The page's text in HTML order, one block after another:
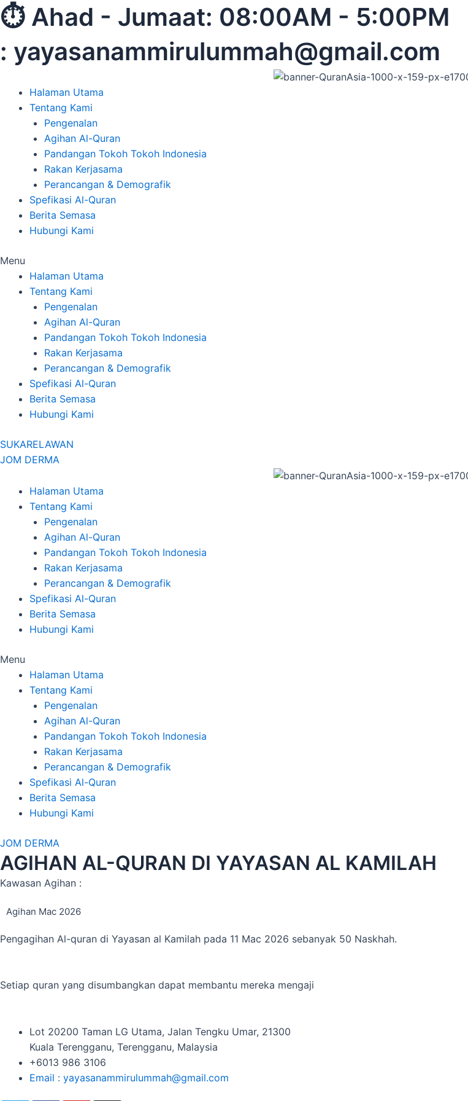
Skip
to
⏱︎ Ahad - Jumaat: 08:00AM -
: yayasanammirulummah@gmail.com
Halaman Utama
Tentang Kami
Pengenalan
Agihan Al-Quran
Pandangan Tokoh Tokoh Indonesia
Rakan Kerjasama
Perancangan & Demografik
Spefikasi Al-Quran
Berita Semasa
Hubungi Kami
Menu
Halaman Utama
Tentang Kami
Pengenalan
Agihan Al-Quran
Pandangan Tokoh Tokoh Indonesia
Rakan Kerjasama
Perancangan & Demografik
Spefikasi Al-Quran
Berita Semasa
Hubungi Kami
SUKARELAWAN
JOM DERMA
Halaman Utama
Tentang Kami
Pengenalan
Agihan Al-Quran
Pandangan Tokoh Tokoh Indonesia
Rakan Kerjasama
Perancangan & Demografik
Spefikasi Al-Quran
Berita Semasa
Hubungi Kami
Menu
Halaman Utama
Tentang Kami
Pengenalan
Agihan Al-Quran
Pandangan Tokoh Tokoh Indonesia
Rakan Kerjasama
Perancangan & Demografik
Spefikasi Al-Quran
Berita Semasa
Hubungi Kami
JOM DERMA
AGIHAN AL-QURAN DI YAYASAN AL KAMILAH
Kawasan Agihan :
Agihan Mac 2026
Pengagihan Al-quran di Yayasan al Kamilah pada 11 Mac 2026 sebanyak 50 Naskhah.
Setiap quran yang disumbangkan dapat membantu mereka mengaji
Lot 20200 Taman LG Utama, Jalan Tengku Umar, 21300
Kuala Terengganu, Terengganu, Malaysia
+6013 986 3106
Email : yayasanammirulummah@gmail.com